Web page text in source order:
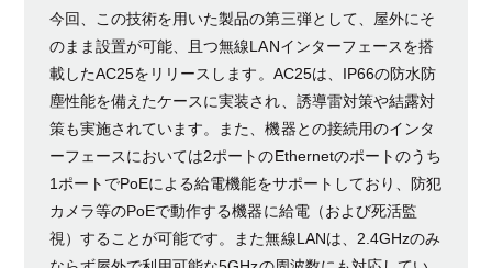
今回、この技術を用いた製品の第三弾として、屋外にそ
のまま設置が可能、且つ無線LANインターフェースを搭
載したAC25をリリースします。AC25は、IP66の防水防
塵性能を備えたケースに実装され、誘導雷対策や結露対
策も実施されています。また、機器との接続用のインタ
ーフェースにおいては2ポートのEthernetのポートのうち
1ポートでPoEによる給電機能をサポートしており、防犯
カメラ等のPoEで動作する機器に給電（および死活監
視）することが可能です。また無線LANは、2.4GHzのみ